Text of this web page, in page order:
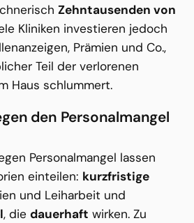
Zehntausenden von
Kliniken investieren jedoch
Prämien und Co.,
Teil der verlorenen
Haus schlummert.
den Personalmangel
Personalmangel lassen
einteilen: kurzfristige
, die dauerhaft wirken. Zu